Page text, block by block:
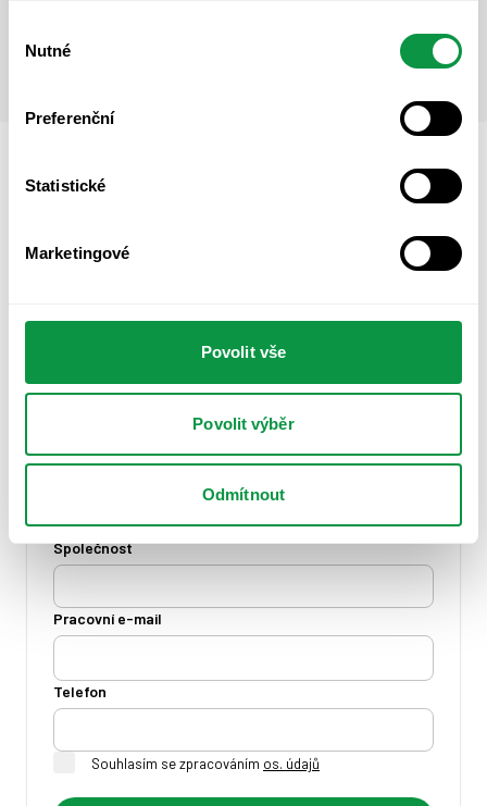
souhlasu
Nutné
Preferenční
Statistické
Marketingové
Povolit vše
Povolit výběr
Odmítnout
udržitelnosti.
Účast na webináři je zdarma. Po registraci vám zašleme
Registrace
Společnost
Pracovní e-mail
Telefon
Souhlasím se zpracováním os. údajů